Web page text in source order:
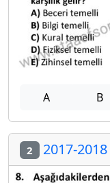
A B
2 2017-2018